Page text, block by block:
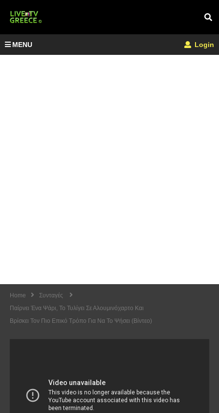
MENU Login
Home
Συνταγές
Παίρνει Ένα Ψάρι, Το Τυλίγει Σε Αλουμινόχαρτο Και
Βρίσκει Τον Πιο Επικό Τρόπο Για Να Το Ψήσει (Βίντεο)